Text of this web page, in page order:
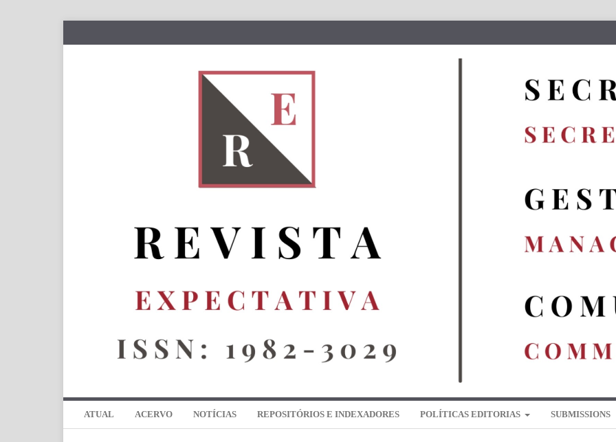
ATUAL ACERVO NOTÍCIAS REPOSITÓRIOS E INDEXADORES POLÍTICAS EDITORIAS SUBMISSIONS